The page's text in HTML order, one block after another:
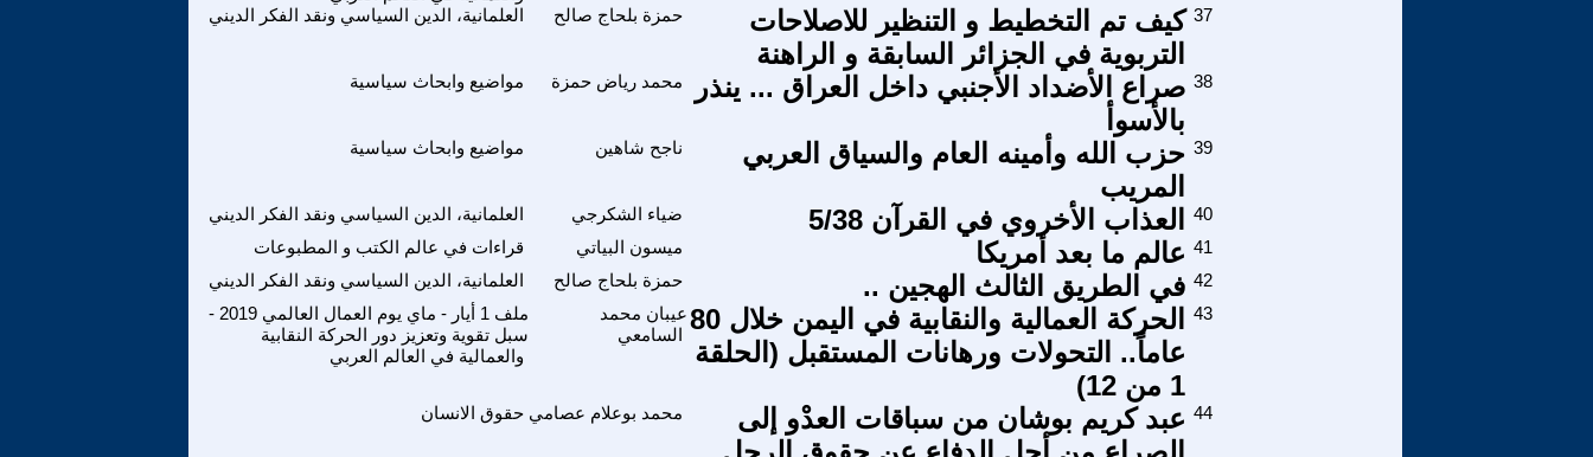
العلمانية، الدين السياسي ونقد الفكر الديني حمزة بلحاج صالح
كيف تم التخطيط و التنظير للاصلاحات
التربوية في الجزائر السابقة و الراهنة
37
مواضيع وابحاث سياسية محمد رياض حمزة
صراع الأضداد الأجنبي داخل العراق ... ينذر
بالأسوأ
38
مواضيع وابحاث سياسية ناجح شاهين
حزب الله وأمينه العام والسياق العربي
المريب
39
العلمانية، الدين السياسي ونقد الفكر الديني ضياء الشكرجي العذاب الأخروي في القرآن 5/38
40
قراءات في عالم الكتب و المطبوعات
ميسون البياتي عالم ما بعد أمريكا 41
العلمانية، الدين السياسي ونقد الفكر الديني
حمزة بلحاج صالح في الطريق الثالث الهجين .. 42
ملف 1 أيار - ماي يوم العمال العالمي 2019 -
سبل تقوية وتعزيز دور الحركة النقابية
والعمالية في العالم العربي
عيبان محمد
السامعي الحركة العمالية والنقابية في اليمن خلال 80
عاماً.. التحولات ورهانات المستقبل (الحلقة
1 من 12)
43
حقوق الانسان محمد بوعلام عصامي
عبد كريم بوشان من سباقات العدْو إلى 44